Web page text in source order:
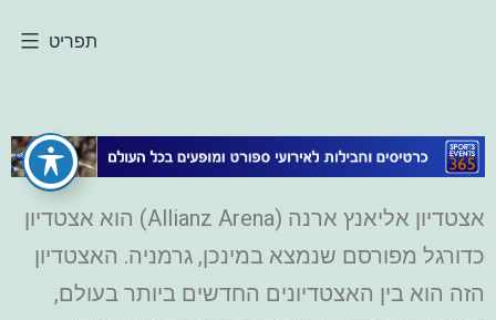
תפריט
אצטדיון אליאנץ ארנה (Allianz Arena) הוא אצטדיון
כדורגל מפורסם שנמצא במינכן, גרמניה. האצטדיון
הזה הוא בין האצטדיונים החדשים ביותר בעולם,